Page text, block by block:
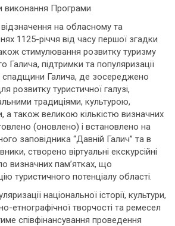
виконання Програми
на обласному та
1125-річчя від часу першої згадки
стимулювання розвитку туризму
Галича, підтримки та популяризації
спадщини Галича, де зосереджено
розвитку туристичної галузі,
традиціями, культурою,
а також великою кількістю визначних
(оновлено) і встановлено на
заповідника “Давній Галич” та в
створено віртуальні екскурсійні
визначних пам’ятках, що
туристичного потенціалу області.
національної історії, культури,
етнографічної творчості та ремесел
співфінансування проведення